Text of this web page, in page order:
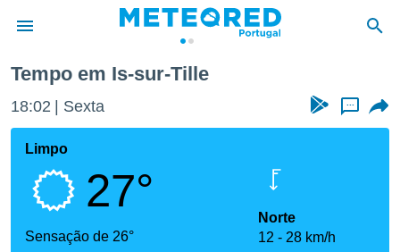
da
foi
fornecidas
a este
Tempo em Is-sur-Tille
18:02 Sexta ...
Limpo
27°
Sensação de 26°
Norte
12
28 km/h